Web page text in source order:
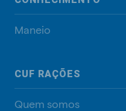
Maneio
CUF RAÇÕES
Quem somos